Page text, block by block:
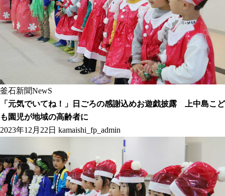
釜石新聞NewS
「元気でいてね！」日ごろの感謝込めお遊戯披露 上中島こど
も園児が地域の高齢者に
2023年12月22日 kamaishi_fp_admin